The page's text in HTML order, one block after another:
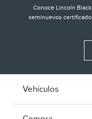
Conoce Lincoln
seminuevos
Vehículos